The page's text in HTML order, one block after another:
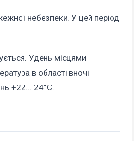
небезпеки. У цей період
Удень місцями
в області вночі
+22... 24°C.